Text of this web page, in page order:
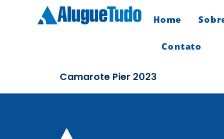
Home
Contato
Camarote Pier 2023